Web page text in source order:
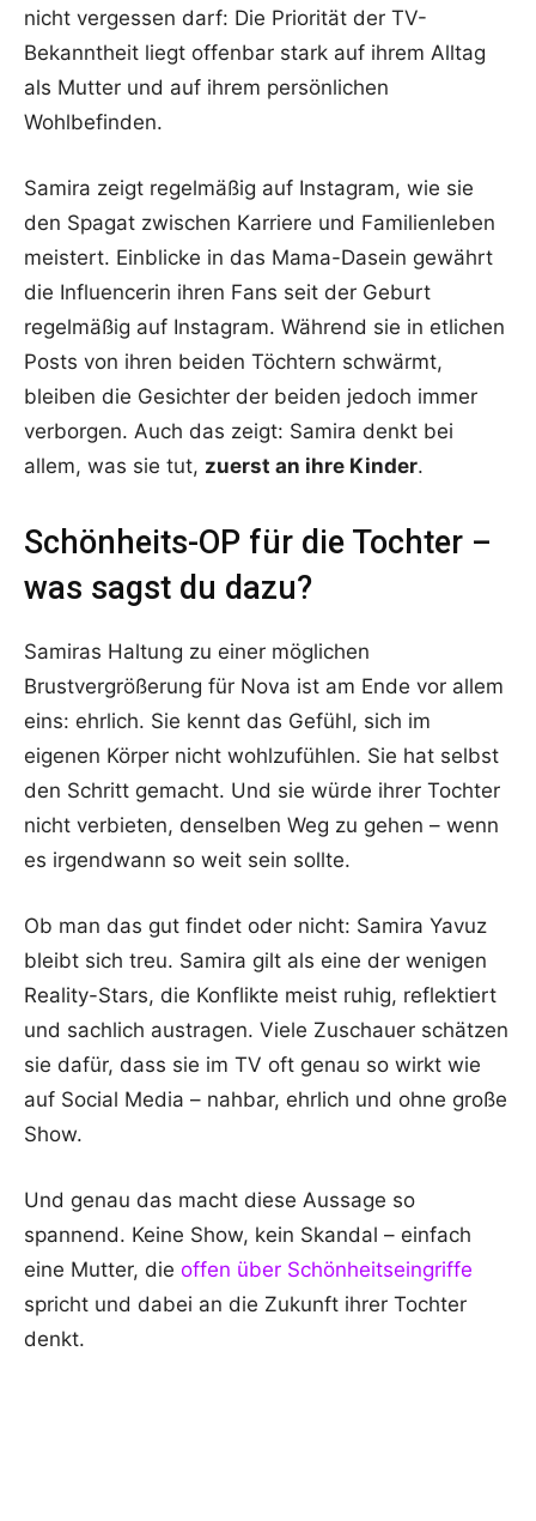
nicht vergessen darf: Die Priorität der TV-
Bekanntheit liegt offenbar stark auf ihrem Alltag
als Mutter und auf ihrem persönlichen
Wohlbefinden.
Samira zeigt regelmäßig auf Instagram, wie sie
den Spagat zwischen Karriere und Familienleben
meistert. Einblicke in das Mama-Dasein gewährt
die Influencerin ihren Fans seit der Geburt
regelmäßig auf Instagram. Während sie in etlichen
Posts von ihren beiden Töchtern schwärmt,
bleiben die Gesichter der beiden jedoch immer
verborgen. Auch das zeigt: Samira denkt bei
allem, was sie tut, zuerst an ihre Kinder.
Schönheits-OP für die Tochter –
was sagst du dazu?
Samiras Haltung zu einer möglichen
Brustvergrößerung für Nova ist am Ende vor allem
eins: ehrlich. Sie kennt das Gefühl, sich im
eigenen Körper nicht wohlzufühlen. Sie hat selbst
den Schritt gemacht. Und sie würde ihrer Tochter
nicht verbieten, denselben Weg zu gehen – wenn
es irgendwann so weit sein sollte.
Ob man das gut findet oder nicht: Samira Yavuz
bleibt sich treu. Samira gilt als eine der wenigen
Reality-Stars, die Konflikte meist ruhig, reflektiert
und sachlich austragen. Viele Zuschauer schätzen
sie dafür, dass sie im TV oft genau so wirkt wie
auf Social Media – nahbar, ehrlich und ohne große
Show.
Und genau das macht diese Aussage so
spannend. Keine Show, kein Skandal – einfach
eine Mutter, die offen über Schönheitseingriffe
spricht und dabei an die Zukunft ihrer Tochter
denkt.